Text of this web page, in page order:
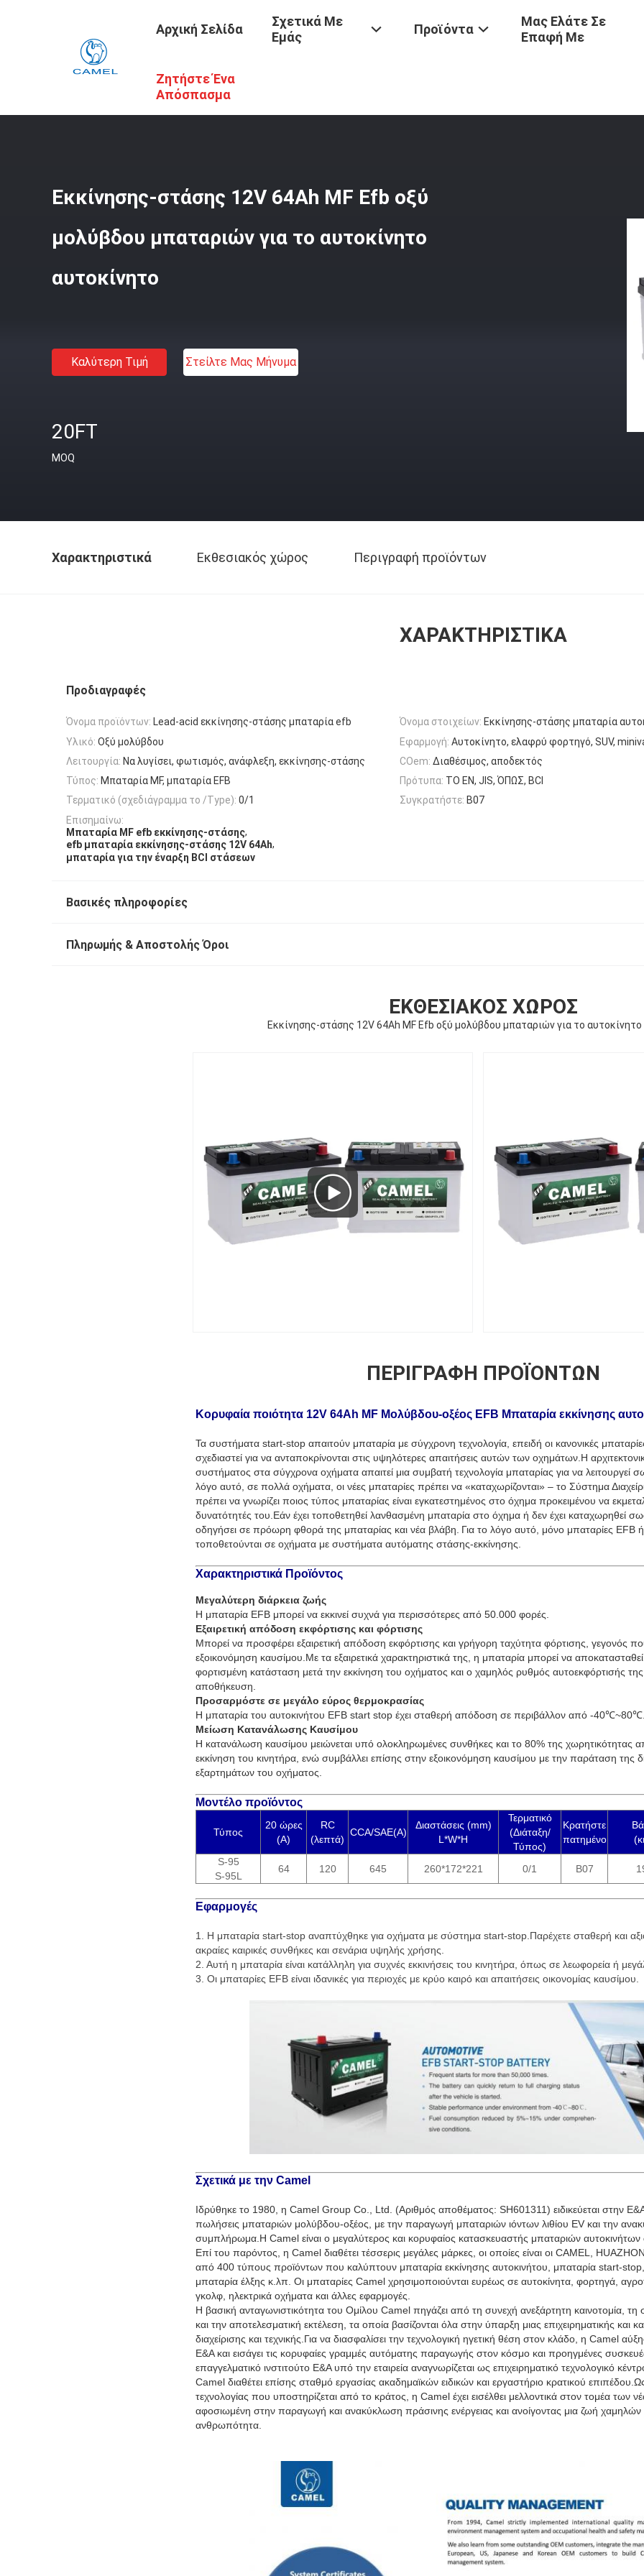
Αρχική Σελίδα
Σχετικά Με
Εμάς
Προϊόντα
Μας Ελάτε Σε
Επαφή Με
Ζητήστε Ένα
Απόσπασμα
Αρχική Σελίδα Προϊόντα / Εκκίνησης-Στάσης Μπαταρία Αυτοκινήτων
Εκκίνησης-στάσης 12V 64Ah MF Efb οξύ
μολύβδου μπαταριών για το αυτοκίνητο
αυτοκίνητο
Καλύτερη Τιμή Στείλτε Μας Μήνυμα
20FT
MOQ
Χαρακτηριστικά Εκθεσιακός χώρος Περιγραφή προϊόντων
ΧΑΡΑΚΤΗΡΙΣΤΙΚΆ
Προδιαγραφές
Όνομα προϊόντων: Lead-acid εκκίνησης-στάσης μπαταρία efb Όνομα στοιχείων: Εκκίνησης-στάσης μπαταρία
Υλικό: Οξύ μολύβδου Εφαρμογή: Αυτοκίνητο, ελαφρύ φορτηγό, SUV,
Λειτουργία: Να λυγίσει, φωτισμός, ανάφλεξη, εκκίνησης-στάσης COem: Διαθέσιμος, αποδεκτός
Τύπος: Μπαταρία MF, μπαταρία EFB Πρότυπα: ΤΟ EN, JIS, ΌΠΩΣ, BCI
Τερματικό (σχεδιάγραμμα το /Type): 0/1 Συγκρατήστε: Β07
Επισημαίνω:
Μπαταρία MF efb εκκίνησης-στάσης,
efb μπαταρία εκκίνησης-στάσης 12V 64Ah,
μπαταρία για την έναρξη BCI στάσεων
Βασικές πληροφορίες
Πληρωμής & Αποστολής Όροι
ΕΚΘΕΣΙΑΚΌΣ ΧΏΡΟΣ
Εκκίνησης-στάσης 12V 64Ah MF Efb οξύ μολύβδου μπαταριών για το αυτοκίνητο
ΠΕΡΙΓΡΑΦΉ ΠΡΟΪΌΝΤΩΝ
Κορυφαία ποιότητα 12V 64Ah MF Μολύβδου-οξέος EFB Μπαταρία εκκίνησης
Τα συστήματα start-stop απαιτούν μπαταρία με σύγχρονη τεχνολογία, επειδή οι κανονικές
σχεδιαστεί για να ανταποκρίνονται στις υψηλότερες απαιτήσεις αυτών των οχημάτων. Η
συστήματος στα σύγχρονα οχήματα απαιτεί μια συμβατή τεχνολογία μπαταρίας για να λειτουργεί
λόγο αυτό, σε πολλά οχήματα, οι νέες μπαταρίες πρέπει να «καταχωρίζονται» – το Σύστημα
πρέπει να γνωρίζει ποιος τύπος μπαταρίας είναι εγκατεστημένος στο όχημα προκειμένου να
δυνατότητές του.Εάν έχει τοποθετηθεί λανθασμένη μπαταρία στο όχημα ή δεν έχει καταχωρηθεί
οδηγήσει σε πρόωρη φθορά της μπαταρίας και νέα βλάβη. Για το λόγο αυτό, μόνο μπαταρίες EFB
τοποθετούνται σε οχήματα με συστήματα αυτόματης στάσης-εκκίνησης.
Χαρακτηριστικά Προϊόντος
Μεγαλύτερη διάρκεια ζωής
Η μπαταρία EFB μπορεί να εκκινεί συχνά για περισσότερες από 50.000 φορές.
Εξαιρετική απόδοση εκφόρτισης και φόρτισης
Μπορεί να προσφέρει εξαιρετική απόδοση εκφόρτισης και γρήγορη ταχύτητα φόρτισης, γεγονός
εξοικονόμηση καυσίμου.Με τα εξαιρετικά χαρακτηριστικά της, η μπαταρία μπορεί να
φορτισμένη κατάσταση μετά την εκκίνηση του οχήματος και ο χαμηλός ρυθμός αυτοεκφόρτισής της
αποθήκευση​​.
Προσαρμόστε σε μεγάλο εύρος θερμοκρασίας
Η μπαταρία του αυτοκινήτου EFB start stop έχει σταθερή απόδοση σε περιβάλλον από -40℃~80℃.
Μείωση Κατανάλωσης Καυσίμου
Η κατανάλωση καυσίμου μειώνεται υπό ολοκληρωμένες συνθήκες και το 80% της χωρητικότητας
εκκίνηση του κινητήρα, ενώ συμβάλλει επίσης στην εξοικονόμηση καυσίμου με την παράταση της
εξαρτημάτων του οχήματος.
Μοντέλο προϊόντος
Τύπος
20 ώρες
(Α)
RC
(λεπτά)
CCA/SAE(A)
Διαστάσεις (mm)
L*W*H
Τερματικό
(Διάταξη/
Τύπος)
Κρατήστε
πατημένο
S-95
S-95L
64 120 645 260*172*221 0/1 B07
Εφαρμογές
1. Η μπαταρία start-stop αναπτύχθηκε για οχήματα με σύστημα start-stop.Παρέχετε σταθερή και
ακραίες καιρικές συνθήκες και σενάρια υψηλής χρήσης.
2. Αυτή η μπαταρία είναι κατάλληλη για συχνές εκκινήσεις του κινητήρα, όπως σε λεωφορεία ή
3. Οι μπαταρίες EFB είναι ιδανικές για περιοχές με κρύο καιρό και απαιτήσεις οικονομίας καυσίμου.
Σχετικά με την Camel
Ιδρύθηκε το 1980, η Camel Group Co., Ltd. (Αριθμός αποθέματος: SH601311) ειδικεύεται στην
πωλήσεις μπαταριών μολύβδου-οξέος, με την παραγωγή μπαταριών ιόντων λιθίου EV και την
συμπλήρωμα.Η Camel είναι ο μεγαλύτερος και κορυφαίος κατασκευαστής μπαταριών αυτοκινήτων
Επί του παρόντος, η Camel διαθέτει τέσσερις μεγάλες μάρκες, οι οποίες είναι οι CAMEL,
από 400 τύπους προϊόντων που καλύπτουν μπαταρία εκκίνησης αυτοκινήτου, μπαταρία start-stop,
μπαταρία έλξης κ.λπ. Οι μπαταρίες Camel χρησιμοποιούνται ευρέως σε αυτοκίνητα, φορτηγά,
γκολφ, ηλεκτρικά οχήματα και άλλες εφαρμογές.
Η βασική ανταγωνιστικότητα του Ομίλου Camel πηγάζει από τη συνεχή ανεξάρτητη καινοτομία,
και την αποτελεσματική εκτέλεση, τα οποία βασίζονται όλα στην ύπαρξη μιας επιχειρηματικής και
διαχείρισης και τεχνικής.Για να διασφαλίσει την τεχνολογική ηγετική θέση στον κλάδο, η Camel
Ε&Α και εισάγει τις κορυφαίες γραμμές αυτόματης παραγωγής στον κόσμο και προηγμένες
επαγγελματικό ινστιτούτο Ε&Α υπό την εταιρεία αναγνωρίζεται ως επιχειρηματικό τεχνολογικό
Camel διαθέτει επίσης σταθμό εργασίας ακαδημαϊκών ειδικών και εργαστήριο κρατικού
τεχνολογίας που υποστηρίζεται από το κράτος, η Camel έχει εισέλθει μελλοντικά στον τομέα των
αφοσιωμένη στην παραγωγή και ανακύκλωση πράσινης ενέργειας και ανοίγοντας μια ζωή
ανθρωπότητα.